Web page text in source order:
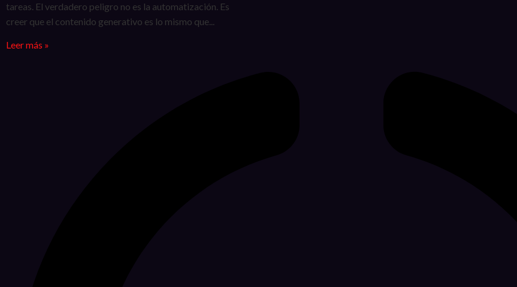
tareas. El verdadero peligro no es la automatización. Es
creer que el contenido generativo es lo mismo que...
Leer más »